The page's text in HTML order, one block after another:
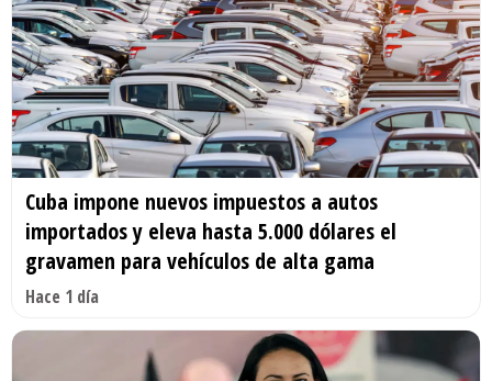
Cuba impone nuevos impuestos a autos
importados y eleva hasta 5.000 dólares el
gravamen para vehículos de alta gama
Hace 1 día